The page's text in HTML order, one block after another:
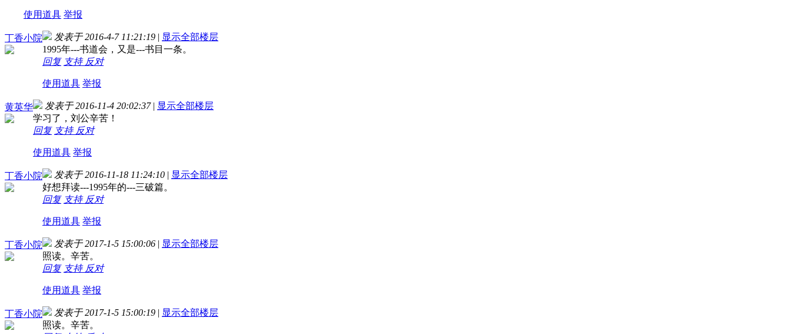
使用道具 举报
丁香小院 发表于 2016-4-7 11:21:19 | 显示全部楼层
1995年---书道会，又是---书目一条。
回复 支持 反对
使用道具 举报
黄英华 发表于 2016-11-4 20:02:37 | 显示全部楼层
学习了，刘公辛苦！
回复 支持 反对
使用道具 举报
丁香小院 发表于 2016-11-18 11:24:10 | 显示全部楼层
好想拜读---1995年的---三破篇。
回复 支持 反对
使用道具 举报
丁香小院 发表于 2017-1-5 15:00:06 | 显示全部楼层
照读。辛苦。
回复 支持 反对
使用道具 举报
丁香小院 发表于 2017-1-5 15:00:19 | 显示全部楼层
照读。辛苦。